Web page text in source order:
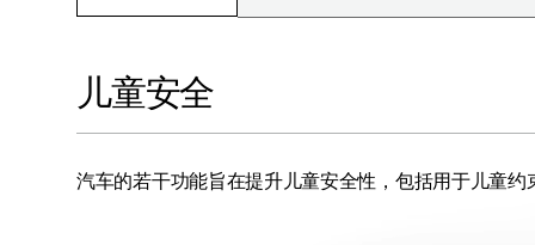
探索Polestar 2
联系我们
极星官方二手车
探索Polestar 3
联系我们
探索Polestar 4
探索充电
公共充电
家庭充电
车主服务
新闻
注册新闻
（在新窗
儿童安全
汽车的若干功能旨在提升儿童安全性，包括用于儿童